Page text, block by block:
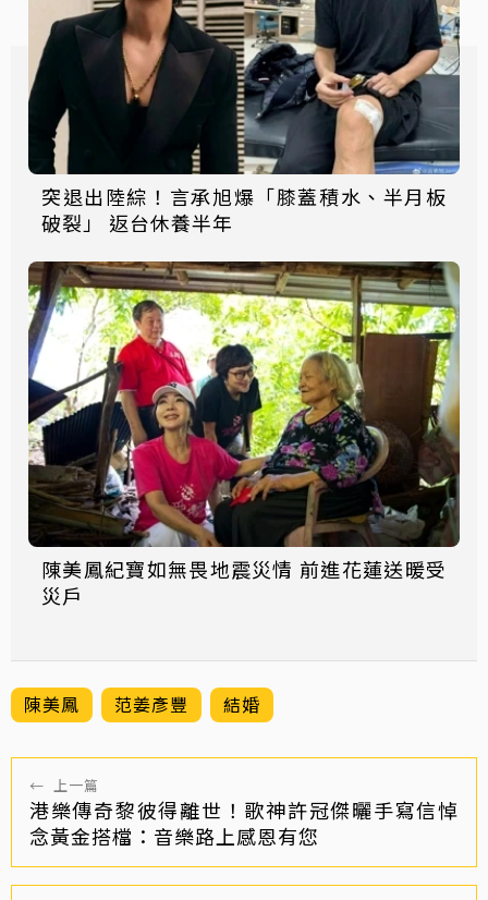
突退出陸綜！言承旭爆「膝蓋積水、半月板
破裂」 返台休養半年
陳美鳳紀寶如無畏地震災情 前進花蓮送暖受
災戶
陳美鳳 范姜彥豐 結婚
← 上一篇
港樂傳奇黎彼得離世！歌神許冠傑曬手寫信悼
念黃金搭檔：音樂路上感恩有您